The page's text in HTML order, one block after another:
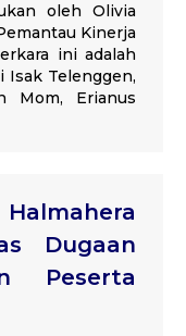
oleh Olivia
Kinerja
ini adalah
Isak Telenggen,
Mom, Erianus
Dugaan
Peserta